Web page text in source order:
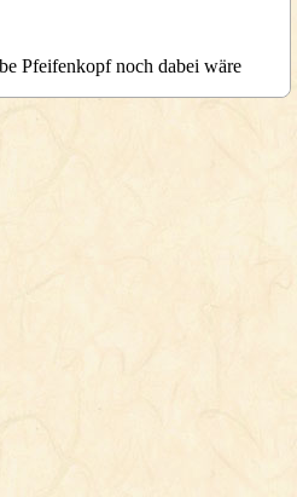
Pfeifenkopf noch dabei wäre